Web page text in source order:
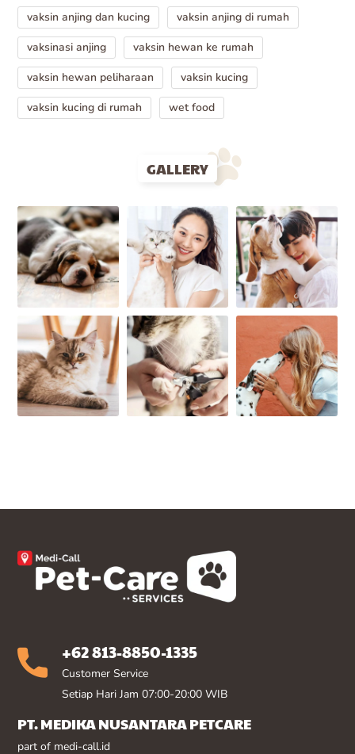
vaksin anjing dan kucing
vaksin anjing di rumah
vaksinasi anjing
vaksin hewan ke rumah
vaksin hewan peliharaan
vaksin kucing
vaksin kucing di rumah
wet food
GALLERY
+62 813-8850-1335
Customer Service
Setiap Hari Jam 07:00-20:00 WIB
PT. MEDIKA NUSANTARA PETCARE
part of medi-call.id